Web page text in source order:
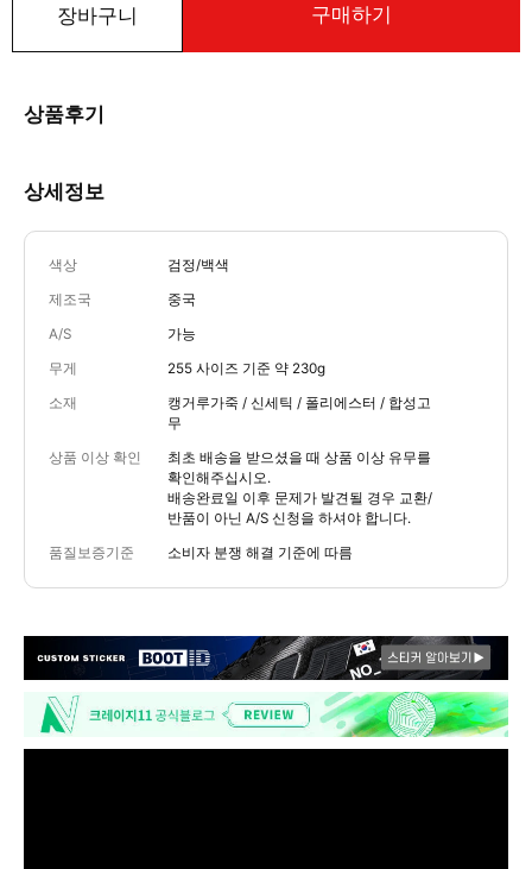
장바구니 구매하기
상품후기
상세정보
색상 검정/백색
제조국 중국
A/S 가능
무게 255 사이즈 기준 약 230g
소재
캥거루가죽 / 신세틱 / 폴리에스터 / 합성고
무
상품 이상 확인
최초 배송을 받으셨을 때 상품 이상 유무를
확인해주십시오.
배송완료일 이후 문제가 발견될 경우 교환/
반품이 아닌 A/S 신청을 하셔야 합니다.
품질보증기준 소비자 분쟁 해결 기준에 따름